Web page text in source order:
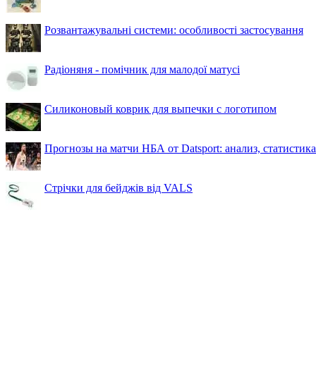
Розвантажувальні системи: особливості застосування
Радіоняня - помічник для малодої матусі
Силиконовый коврик для выпечки с логотипом
Прогнозы на матчи НБА от Datsport: анализ,
Стрічки для бейджів від VALS